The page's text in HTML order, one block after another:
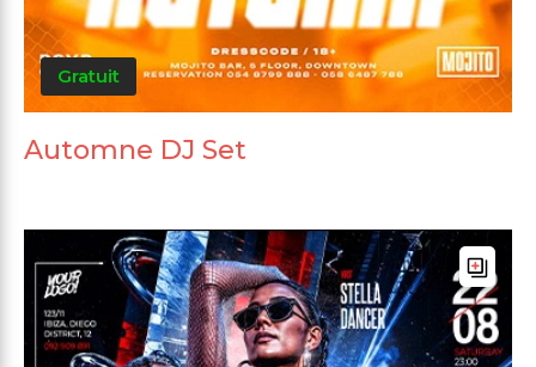
Gratuit
Automne DJ Set